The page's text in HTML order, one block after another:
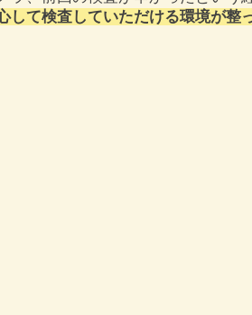
して検査していただけ​る環境が整